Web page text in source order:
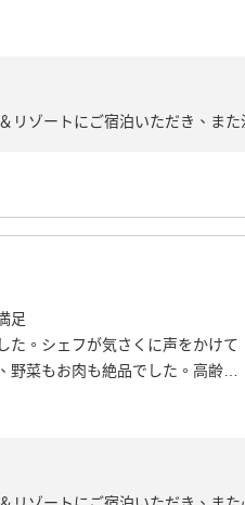
味わえる」とのお言葉は、当館
特別なご旅行がより思い出深いも
ンテラス福岡ホテル＆リゾートを
支配人
をもらえたので、また利用した
voice/179190?
リゾートにご宿泊いただき、また
るお料理をお楽しみいただき、
葉を頂戴し、大変光栄でございま
回もゆったりとしたひとときをお
タッフ一同心よりお待ちしており
足
た。シェフが気さくに声をかけて
菜もお肉も絶品でした。高齢の
族で満足して帰りました。たい
voice/179190?